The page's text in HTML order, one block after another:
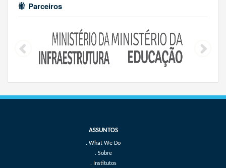
Parceiros
What We Do
Sobre
Institutos